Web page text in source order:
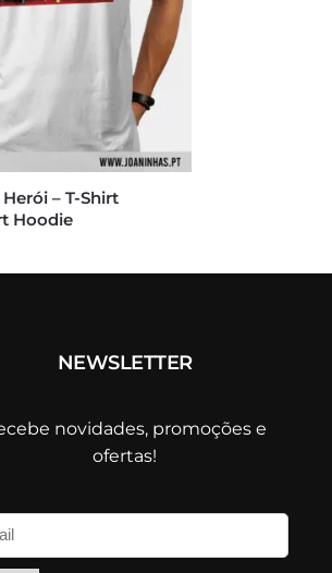
– T-Shirt
Hoodie
NEWSLETTER
novidades, promoções e
ofertas!